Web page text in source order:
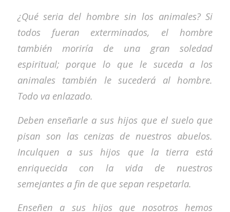
¿Qué seria del hombre sin los animales? Si
todos fueran exterminados, el hombre
también moriría de una gran soledad
espiritual; porque lo que le suceda a los
animales también le sucederá al hombre.
Todo va enlazado.
Deben enseñarle a sus hijos que el suelo que
pisan son las cenizas de nuestros abuelos.
Inculquen a sus hijos que la tierra está
enriquecida con la vida de nuestros
semejantes a fin de que sepan respetarla.
Enseñen a sus hijos que nosotros hemos